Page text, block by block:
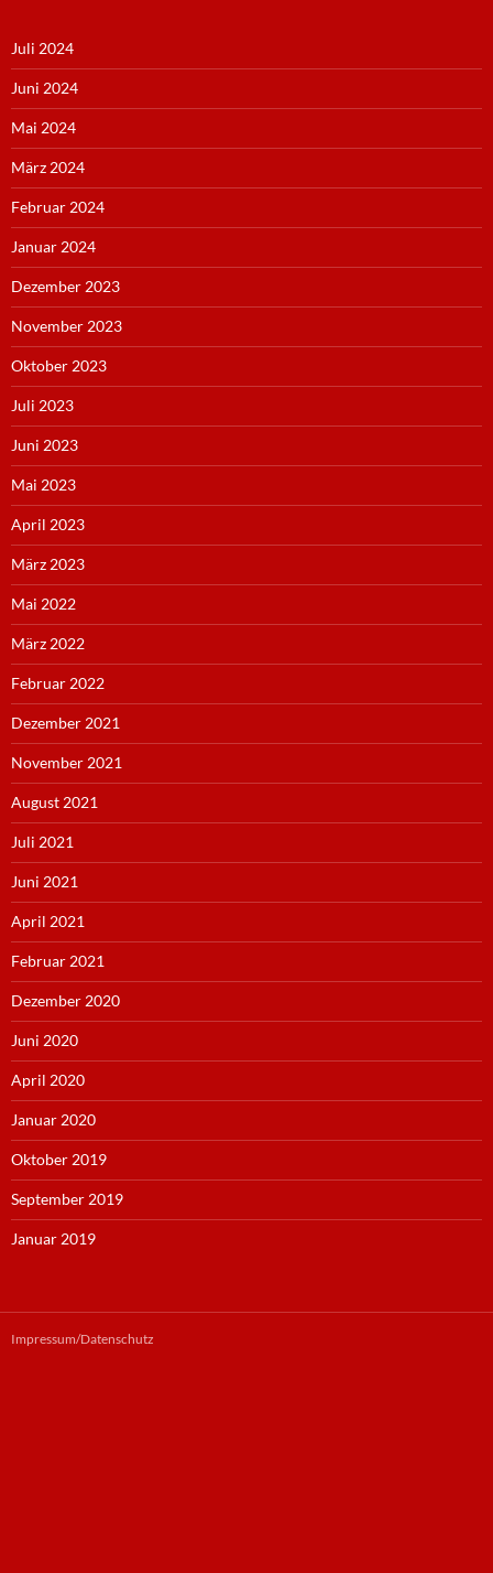
Juli 2024
Juni 2024
Mai 2024
März 2024
Februar 2024
Januar 2024
Dezember 2023
November 2023
Oktober 2023
Juli 2023
Juni 2023
Mai 2023
April 2023
März 2023
Mai 2022
März 2022
Februar 2022
Dezember 2021
November 2021
August 2021
Juli 2021
Juni 2021
April 2021
Februar 2021
Dezember 2020
Juni 2020
April 2020
Januar 2020
Oktober 2019
September 2019
Januar 2019
Impressum/Datenschutz